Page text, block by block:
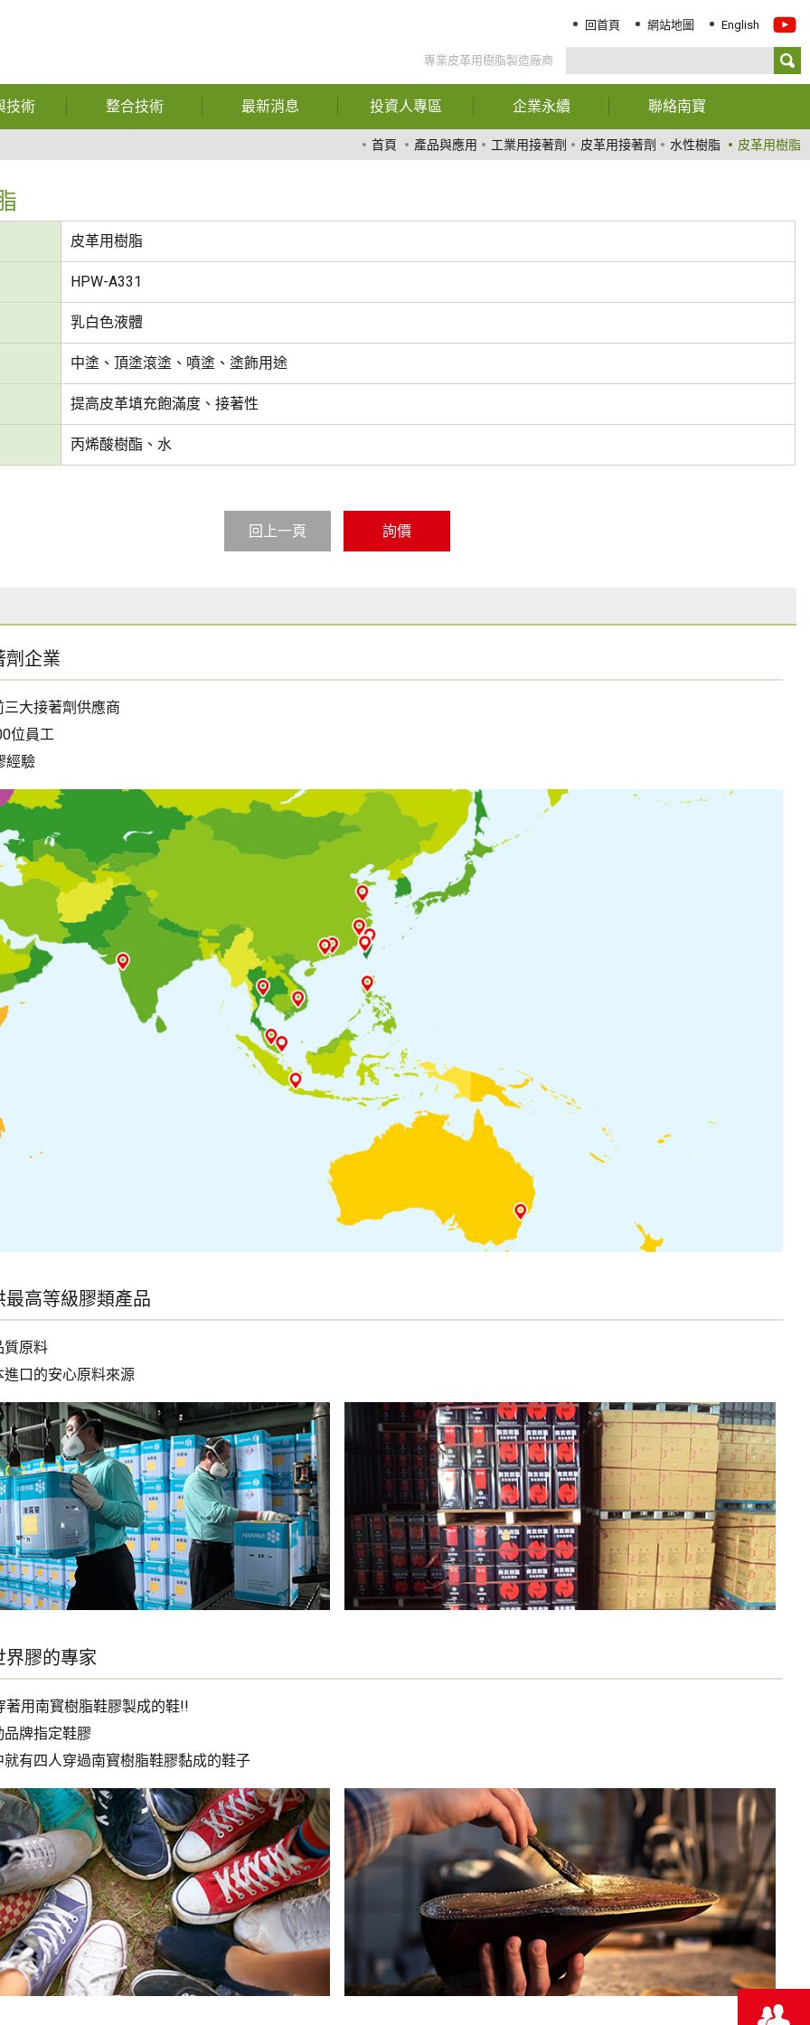
回首頁 網站地圖 English
專業皮革用樹脂製造廠商
技術
熔膠
整合技術 最新消息
財務資訊
展覽訊息
問與答
投資人專區
財務資訊
股東專欄
公司治理
重大訊息
企業永續
報告書下載
ESG關鍵績效指標
永續治理
創新與服務
責任化學品管理
環境
員工
客戶關係
聯絡南寶
聯絡我們
首頁 產品與應用 工業用接著劑 皮革用接著劑 水性樹脂 皮革用樹脂
皮革用樹脂
HPW-A331
乳白色液體
中塗、頂塗滾塗、噴塗、塗飾用途
提高皮革填充飽滿度、接著性
丙烯酸樹酯、水
回上一頁 詢價
劑企業
大接著劑供應商
位員工
經驗
最高等級膠類產品
質原料
口的安心原料來源
界膠的專家
著用南寳樹脂鞋膠製成的鞋!!
牌指定鞋膠
有四人穿過南寳樹脂鞋膠黏成的鞋子